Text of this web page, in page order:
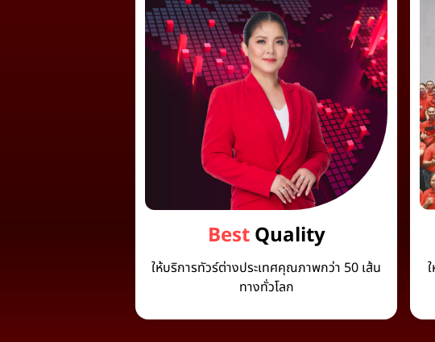
BestQuality
ให้บริการทัวร์ต่างประเทศคุณภาพกว่า 50 เส้น
ทางทั่วโลก